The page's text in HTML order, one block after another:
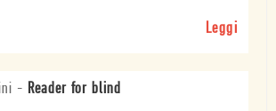
Leggi
- Reader for blind